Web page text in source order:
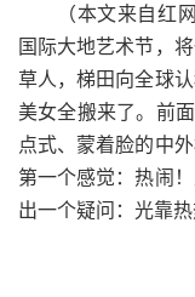
（本文来自红
国际大地艺术节，
草人，梯田向全球
美女全搬来了。前
点式、蒙着脸的中
第一个感觉：热闹
出一个疑问：光靠